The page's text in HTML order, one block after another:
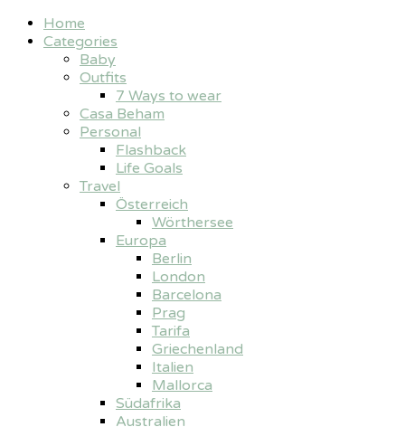
Home
Categories
Baby
Outfits
7 Ways to wear
Casa Beham
Personal
Flashback
Life Goals
Travel
Österreich
Wörthersee
Europa
Berlin
London
Barcelona
Prag
Tarifa
Griechenland
Italien
Mallorca
Südafrika
Australien